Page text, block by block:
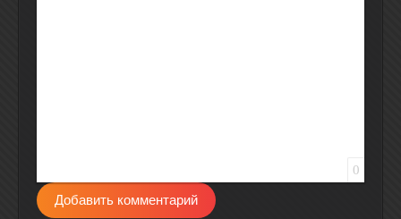
0
Добавить комментарий